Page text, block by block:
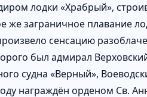
лодки «Храбрый»,
же заграничное плавание
сенсацию
был адмирал
судна «Верный»,
награждён орденом Св.